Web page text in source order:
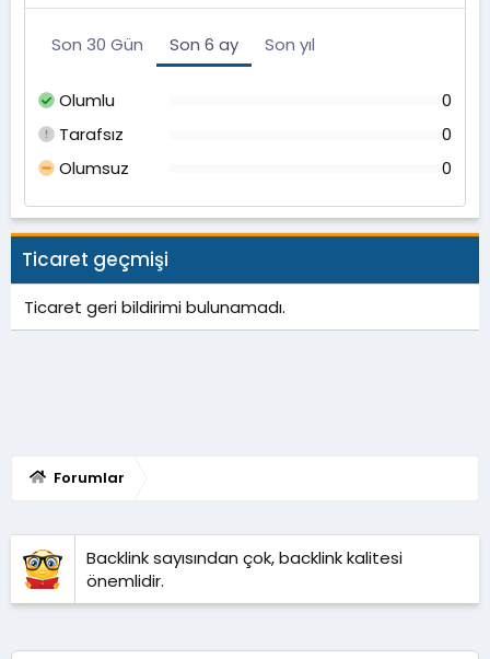
Son 30 Gün Son 6 ay Son yıl
Olumlu
0
Tarafsız
0
Olumsuz
0
Ticaret geçmişi
Ticaret geri bildirimi bulunamadı.
Forumlar
Backlink sayısından çok, backlink kalitesi
önemlidir.